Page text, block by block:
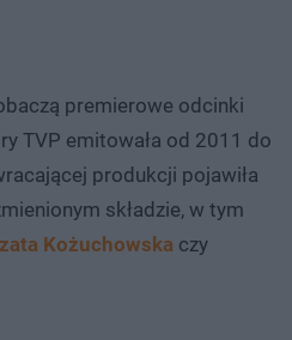
premierowe odcinki
TVP emitowała od 2011 do
produkcji pojawiła
składzie, w tym
Kożuchowska czy